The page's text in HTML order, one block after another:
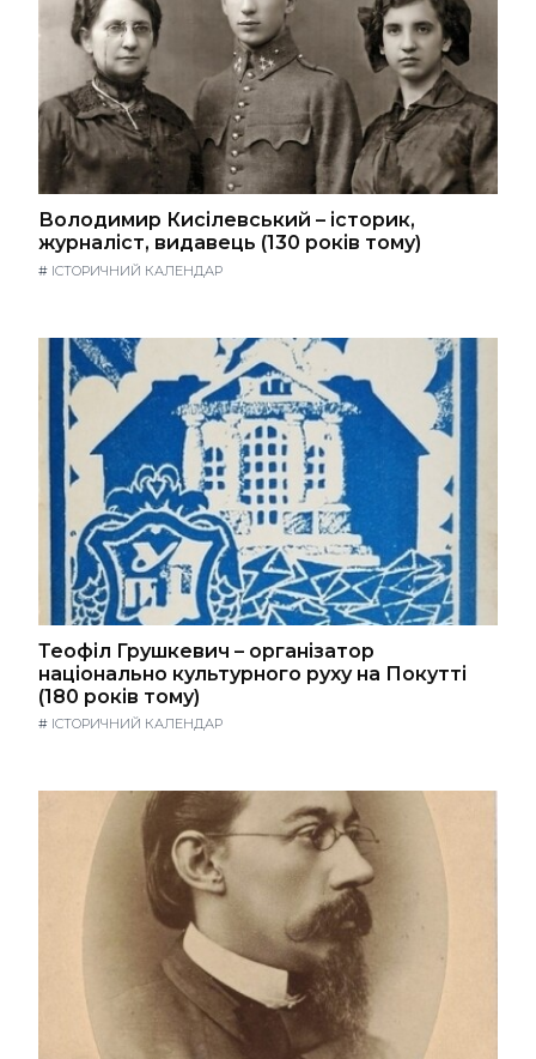
Володимир Кисілевський – історик,
журналіст, видавець (130 років тому)
# ІСТОРИЧНИЙ КАЛЕНДАР
Теофіл Грушкевич – організатор
національно культурного руху на Покутті
(180 років тому)
# ІСТОРИЧНИЙ КАЛЕНДАР